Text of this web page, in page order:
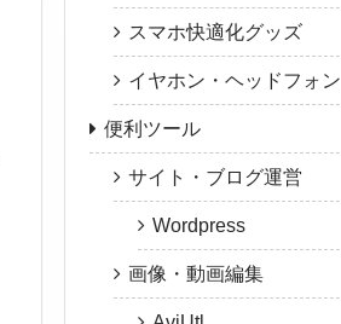
スマホ快適化グッズ
イヤホン・ヘッドフォン
便利ツール
サイト・ブログ運営
Wordpress
画像・動画編集